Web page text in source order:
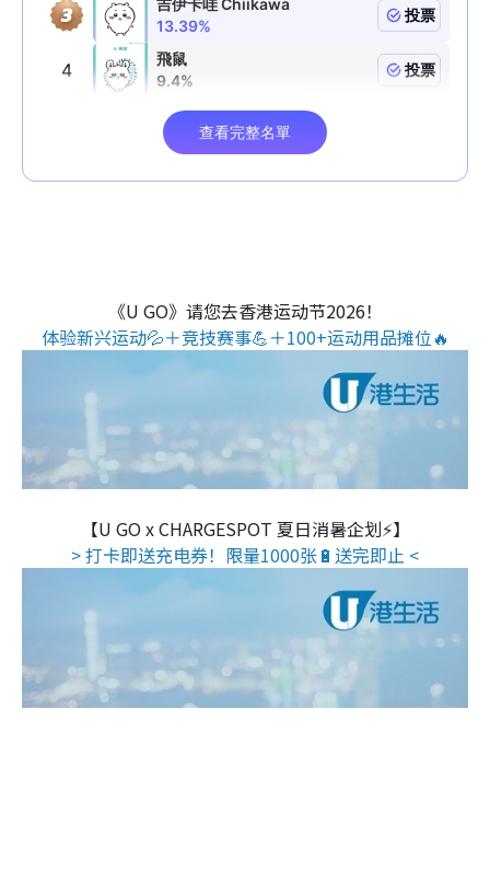
《U GO》请您去香港运动节2026！
体验新兴运动💦＋竞技赛事💪＋100+运动用品摊位🔥
【U GO x CHARGESPOT 夏日消暑企划⚡】
> 打卡即送充电券！限量1000张🔋送完即止 <